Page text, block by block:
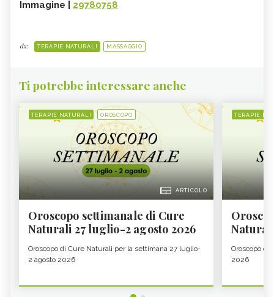
Immagine | 29780758
da: TERAPIE NATURALI MASSAGGIO
Ti potrebbe interessare anche
TERAPIE NATURALI OROSCOPO
ARTICOLO
Oroscopo settimanale di Cure
Naturali 27 luglio-2 agosto 2026
Oroscopo di Cure Naturali per la settimana 27 luglio-
2 agosto 2026
TERAPIE
Oroscopo di
2026